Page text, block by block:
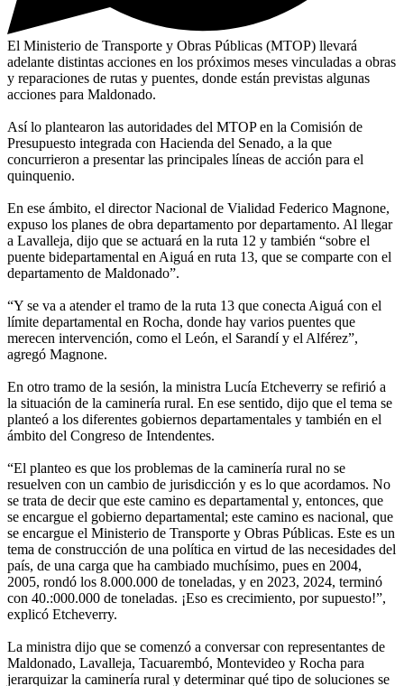
El Ministerio de Transporte y Obras Públicas (MTOP) llevará
adelante distintas acciones en los próximos meses vinculadas a obras
y reparaciones de rutas y puentes, donde están previstas algunas
acciones para Maldonado.
Así lo plantearon las autoridades del MTOP en la Comisión de
Presupuesto integrada con Hacienda del Senado, a la que
concurrieron a presentar las principales líneas de acción para el
quinquenio.
En ese ámbito, el director Nacional de Vialidad Federico Magnone,
expuso los planes de obra departamento por departamento. Al llegar
a Lavalleja, dijo que se actuará en la ruta 12 y también “sobre el
puente bidepartamental en Aiguá en ruta 13, que se comparte con el
departamento de Maldonado”.
“Y se va a atender el tramo de la ruta 13 que conecta Aiguá con el
límite departamental en Rocha, donde hay varios puentes que
merecen intervención, como el León, el Sarandí y el Alférez”,
agregó Magnone.
En otro tramo de la sesión, la ministra Lucía Etcheverry se refirió a
la situación de la caminería rural. En ese sentido, dijo que el tema se
planteó a los diferentes gobiernos departamentales y también en el
ámbito del Congreso de Intendentes.
“El planteo es que los problemas de la caminería rural no se
resuelven con un cambio de jurisdicción y es lo que acordamos. No
se trata de decir que este camino es departamental y, entonces, que
se encargue el gobierno departamental; este camino es nacional, que
se encargue el Ministerio de Transporte y Obras Públicas. Este es un
tema de construcción de una política en virtud de las necesidades del
país, de una carga que ha cambiado muchísimo, pues en 2004,
2005, rondó los 8.000.000 de toneladas, y en 2023, 2024, terminó
con 40.:000.000 de toneladas. ¡Eso es crecimiento, por supuesto!”,
explicó Etcheverry.
La ministra dijo que se comenzó a conversar con representantes de
Maldonado, Lavalleja, Tacuarembó, Montevideo y Rocha para
jerarquizar la caminería rural y determinar qué tipo de soluciones se